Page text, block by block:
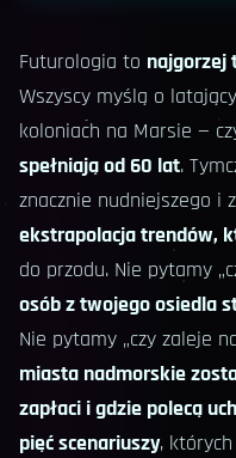
Futurologia to najgorzej
Wszyscy myślą o
koloniach na Marsie —
spełniają od 60 lat.
znacznie nudniejszego i
ekstrapolacja trendów,
do przodu. Nie pytamy
osób z twojego osiedla
Nie pytamy „czy zaleje
miasta nadmorskie
zapłaci i gdzie polecą
pięć scenariuszy,